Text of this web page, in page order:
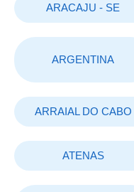
ARACAJU - SE
ARGENTINA
ARRAIAL DO CABO
ATENAS